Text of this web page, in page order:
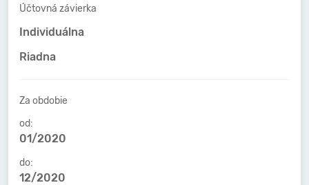
Účtovná závierka
Individuálna
Riadna
Za obdobie
od:
01/2020
do:
12/2020